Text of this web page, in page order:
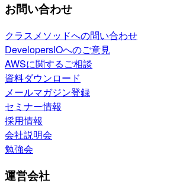
お問い合わせ
クラスメソッドへの問い合わせ
DevelopersIOへのご意見
AWSに関するご相談
資料ダウンロード
メールマガジン登録
セミナー情報
採用情報
会社説明会
勉強会
運営会社